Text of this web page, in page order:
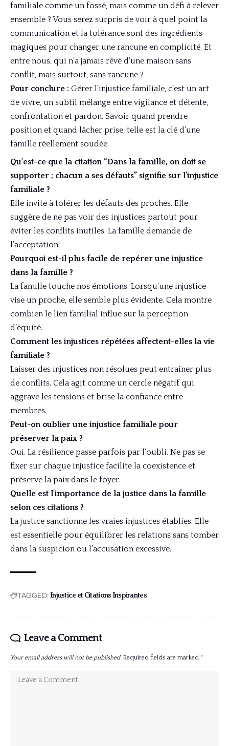
familiale comme un fossé, mais comme un défi à relever
ensemble ? Vous serez surpris de voir à quel point la
communication et la tolérance sont des ingrédients
magiques pour changer une rancune en complicité. Et
entre nous, qui n’a jamais rêvé d’une maison sans
conflit, mais surtout, sans rancune ?
Pour conclure : Gérer l’injustice familiale, c’est un art
de vivre, un subtil mélange entre vigilance et détente,
confrontation et pardon. Savoir quand prendre
position et quand lâcher prise, telle est la clé d’une
famille réellement soudée.
Qu’est-ce que la citation “Dans la famille, on doit se
supporter ; chacun a ses défauts” signifie sur l’injustice
familiale ?
Elle invite à tolérer les défauts des proches. Elle
suggère de ne pas voir des injustices partout pour
éviter les conflits inutiles. La famille demande de
l’acceptation.
Pourquoi est-il plus facile de repérer une injustice
dans la famille ?
La famille touche nos émotions. Lorsqu’une injustice
vise un proche, elle semble plus évidente. Cela montre
combien le lien familial influe sur la perception
d’équité.
Comment les injustices répétées affectent-elles la vie
familiale ?
Laisser des injustices non résolues peut entraîner plus
de conflits. Cela agit comme un cercle négatif qui
aggrave les tensions et brise la confiance entre
membres.
Peut-on oublier une injustice familiale pour
préserver la paix ?
Oui. La résilience passe parfois par l’oubli. Ne pas se
fixer sur chaque injustice facilite la coexistence et
préserve la paix dans le foyer.
Quelle est l’importance de la justice dans la famille
selon ces citations ?
La justice sanctionne les vraies injustices établies. Elle
est essentielle pour équilibrer les relations sans tomber
dans la suspicion ou l’accusation excessive.
TAGGED:Injustice et Citations Inspirantes
Leave a Comment
Your email address will not be published. Required fields are marked *